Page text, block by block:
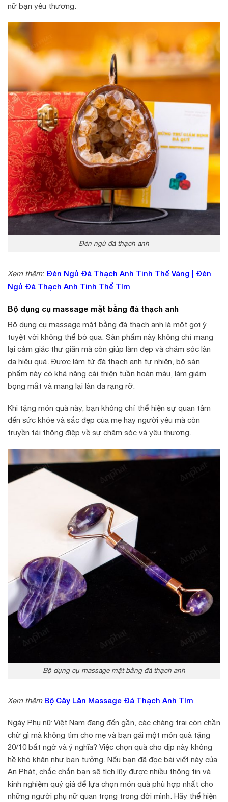
nữ bạn yêu thương.
Đèn ngủ đá thạch anh
Xem thêm: Đèn Ngủ Đá Thạch Anh Tinh Thể Vàng | Đèn
Ngủ Đá Thạch Anh Tinh Thể Tím
Bộ dụng cụ massage mặt bằng đá thạch anh
Bộ dụng cụ massage mặt bằng đá thạch anh là một gợi ý
tuyệt vời không thể bỏ qua. Sản phẩm này không chỉ mang
lại cảm giác thư giãn mà còn giúp làm đẹp và chăm sóc làn
da hiệu quả. Được làm từ đá thạch anh tự nhiên, bộ sản
phẩm này có khả năng cải thiện tuần hoàn máu, làm giảm
bọng mắt và mang lại làn da rạng rỡ.
Khi tặng món quà này, bạn không chỉ thể hiện sự quan tâm
đến sức khỏe và sắc đẹp của mẹ hay người yêu mà còn
truyền tải thông điệp về sự chăm sóc và yêu thương.
Bộ dụng cụ massage mặt bằng đá thạch anh
Xem thêm Bộ Cây Lăn Massage Đá Thạch Anh Tím
Ngày Phụ nữ Việt Nam đang đến gần, các chàng trai còn chần
chừ gì mà không tìm cho mẹ và bạn gái một món quà tặng
20/10 bất ngờ và ý nghĩa? Việc chọn quà cho dịp này không
hề khó khăn như bạn tưởng. Nếu bạn đã đọc bài viết này của
An Phát, chắc chắn bạn sẽ tích lũy được nhiều thông tin và
kinh nghiệm quý giá để lựa chọn món quà phù hợp nhất cho
những người phụ nữ quan trọng trong đời mình. Hãy thể hiện